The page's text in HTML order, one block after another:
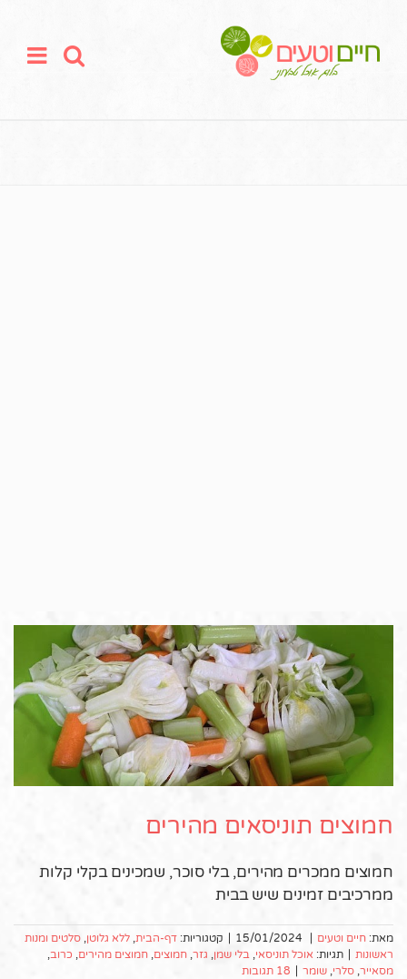
חמוצים תוניסאים מהירים
חמוצים ממכרים מהירים, בלי סוכר, שמכינים בקלי קלות
ממרכיבים זמינים שיש בבית
מאת: חיים וטעים 15/01/2024 קטגוריות: דף-הבית, ללא גלוטן, סלטים ומנות
ראשונות
תגיות: אוכל תוניסאי, בלי שמן, גזר, חמוצים, חמוצים מהירים, כרוב,
מסאייר, סלרי, שומר
18 תגובות